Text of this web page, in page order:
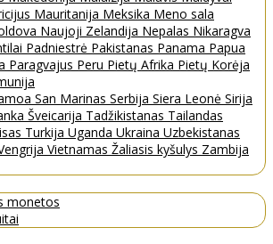
Mauritanija Meksika Meno sala
Naujoji Zelandija Nepalas Nikaragva
Padniestrė Pakistanas Panama Papua
Paragvajus Peru Pietų Afrika Pietų Korėja
San Marinas Serbija Siera Leonė Sirija
Šveicarija Tadžikistanas Tailandas
Turkija Uganda Ukraina Uzbekistanas
Vietnamas Žaliasis kyšulys Zambija
monetos